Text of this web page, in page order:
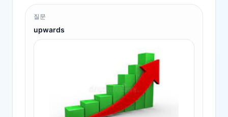
질문
upwards